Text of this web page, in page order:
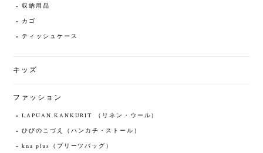
収納用品
カゴ
ティッシュケース
キッズ
ファッション
LAPUAN KANKURIT （リネン・ウール）
ひびのこづえ（ハンカチ・ストール）
kna plus（プリーツバッグ）